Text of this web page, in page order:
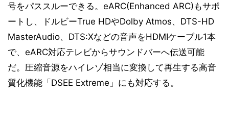
号をパススルーできる。eARC(Enhanced ARC)もサポ
ートし、ドルビーTrue HDやDolby Atmos、DTS-HD
MasterAudio、DTS:Xなどの音声をHDMIケーブル1本
で、eARC対応テレビからサウンドバーへ伝送可能
だ。圧縮音源をハイレゾ相当に変換して再生する高音
質化機能「DSEE Extreme」にも対応する。